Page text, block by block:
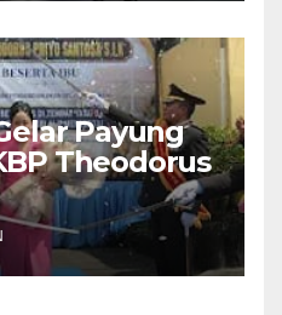
Payung
Theodorus